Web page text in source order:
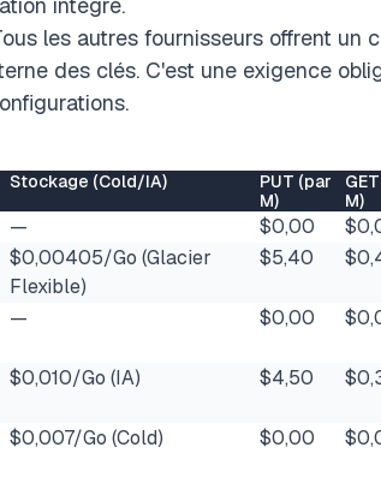
les autres fournisseurs offrent un
des clés. C'est une exigence
Stockage (Cold/IA)
PUT (par
M)
M)
— $0,00
$0,00405/Go (Glacier
Flexible)
$5,40
— $0,00
$0,010/Go (IA) $4,50
$0,007/Go (Cold) $0,00